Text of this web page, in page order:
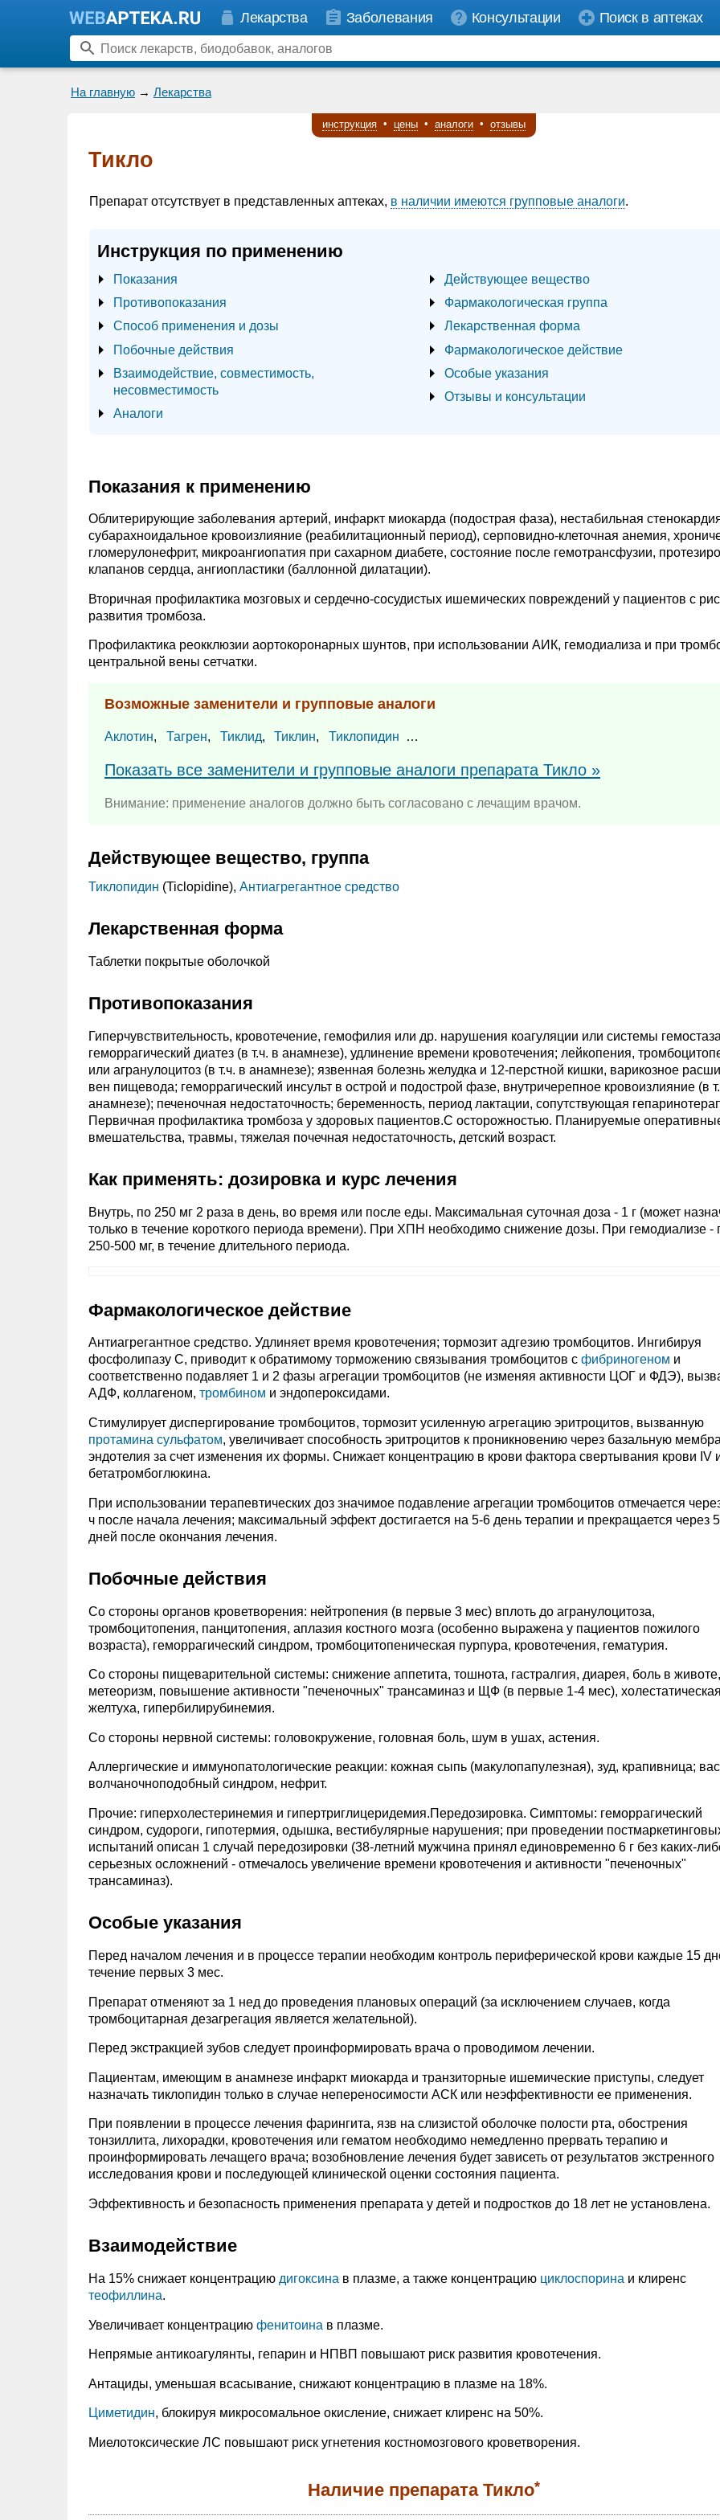
Лекарства Заболевания Консультации Поиск в аптеках
На главную → Лекарства
инструкция • цены • аналоги • отзывы
Тикло
Препарат отсутствует в представленных аптеках, в наличии имеются групповые аналоги.
Инструкция по применению
Показания
Противопоказания
Способ применения и дозы
Побочные действия
Взаимодействие, совместимость,
несовместимость
Аналоги
Действующее вещество
Фармакологическая группа
Лекарственная форма
Фармакологическое действие
Особые указания
Отзывы и консультации
Показания к применению
Облитерирующие заболевания артерий, инфаркт миокарда (подострая фаза), нестабильная
субарахноидальное кровоизлияние (реабилитационный период), серповидно-клеточная анемия,
гломерулонефрит, микроангиопатия при сахарном диабете, состояние после гемотрансфузии,
клапанов сердца, ангиопластики (баллонной дилатации).
Вторичная профилактика мозговых и сердечно-сосудистых ишемических повреждений у пациентов с
развития тромбоза.
Профилактика реокклюзии аортокоронарных шунтов, при использовании АИК, гемодиализа и при
центральной вены сетчатки.
Возможные заменители и групповые аналоги
Аклотин, Тагрен, Тиклид, Тиклин, Тиклопидин …
Показать все заменители и групповые аналоги препарата Тикло »
Внимание: применение аналогов должно быть согласовано с лечащим врачом.
Действующее вещество, группа
Тиклопидин (Ticlopidine), Антиагрегантное средство
Лекарственная форма
Таблетки покрытые оболочкой
Противопоказания
Гиперчувствительность, кровотечение, гемофилия или др. нарушения коагуляции или системы
геморрагический диатез (в т.ч. в анамнезе), удлинение времени кровотечения; лейкопения,
или агранулоцитоз (в т.ч. в анамнезе); язвенная болезнь желудка и 12-перстной кишки, варикозное
вен пищевода; геморрагический инсульт в острой и подострой фазе, внутричерепное кровоизлияние (в
анамнезе); печеночная недостаточность; беременность, период лактации, сопутствующая
Первичная профилактика тромбоза у здоровых пациентов.C осторожностью. Планируемые
вмешательства, травмы, тяжелая почечная недостаточность, детский возраст.
Как применять: дозировка и курс лечения
Внутрь, по 250 мг 2 раза в день, во время или после еды. Максимальная суточная доза - 1 г (может
только в течение короткого периода времени). При ХПН необходимо снижение дозы. При гемодиализе -
250-500 мг, в течение длительного периода.
Фармакологическое действие
Антиагрегантное средство. Удлиняет время кровотечения; тормозит адгезию тромбоцитов. Ингибируя
фосфолипазу С, приводит к обратимому торможению связывания тромбоцитов с фибриногеном и
соответственно подавляет 1 и 2 фазы агрегации тромбоцитов (не изменяя активности ЦОГ и ФДЭ),
АДФ, коллагеном, тромбином и эндопероксидами.
Стимулирует диспергирование тромбоцитов, тормозит усиленную агрегацию эритроцитов, вызванную
протамина сульфатом, увеличивает способность эритроцитов к проникновению через базальную
эндотелия за счет изменения их формы. Снижает концентрацию в крови фактора свертывания крови IV
бетатромбоглюкина.
При использовании терапевтических доз значимое подавление агрегации тромбоцитов отмечается
ч после начала лечения; максимальный эффект достигается на 5-6 день терапии и прекращается через
дней после окончания лечения.
Побочные действия
Со стороны органов кроветворения: нейтропения (в первые 3 мес) вплоть до агранулоцитоза,
тромбоцитопения, панцитопения, аплазия костного мозга (особенно выражена у пациентов пожилого
возраста), геморрагический синдром, тромбоцитопеническая пурпура, кровотечения, гематурия.
Со стороны пищеварительной системы: снижение аппетита, тошнота, гастралгия, диарея, боль в животе,
метеоризм, повышение активности "печеночных" трансаминаз и ЩФ (в первые 1-4 мес), холестатическая
желтуха, гипербилирубинемия.
Со стороны нервной системы: головокружение, головная боль, шум в ушах, астения.
Аллергические и иммунопатологические реакции: кожная сыпь (макулопапулезная), зуд, крапивница;
волчаночноподобный синдром, нефрит.
Прочие: гиперхолестеринемия и гипертриглицеридемия.Передозировка. Симптомы: геморрагический
синдром, судороги, гипотермия, одышка, вестибулярные нарушения; при проведении
испытаний описан 1 случай передозировки (38-летний мужчина принял единовременно 6 г без каких-
серьезных осложнений - отмечалось увеличение времени кровотечения и активности "печеночных"
трансаминаз).
Особые указания
Перед началом лечения и в процессе терапии необходим контроль периферической крови каждые 15
течение первых 3 мес.
Препарат отменяют за 1 нед до проведения плановых операций (за исключением случаев, когда
тромбоцитарная дезагрегация является желательной).
Перед экстракцией зубов следует проинформировать врача о проводимом лечении.
Пациентам, имеющим в анамнезе инфаркт миокарда и транзиторные ишемические приступы, следует
назначать тиклопидин только в случае непереносимости АСК или неэффективности ее применения.
При появлении в процессе лечения фарингита, язв на слизистой оболочке полости рта, обострения
тонзиллита, лихорадки, кровотечения или гематом необходимо немедленно прервать терапию и
проинформировать лечащего врача; возобновление лечения будет зависеть от результатов экстренного
исследования крови и последующей клинической оценки состояния пациента.
Эффективность и безопасность применения препарата у детей и подростков до 18 лет не установлена.
Взаимодействие
На 15% снижает концентрацию дигоксина в плазме, а также концентрацию циклоспорина и клиренс
теофиллина.
Увеличивает концентрацию фенитоина в плазме.
Непрямые антикоагулянты, гепарин и НПВП повышают риск развития кровотечения.
Антациды, уменьшая всасывание, снижают концентрацию в плазме на 18%.
Циметидин, блокируя микросомальное окисление, снижает клиренс на 50%.
Миелотоксические ЛС повышают риск угнетения костномозгового кроветворения.
Наличие препарата Тикло*